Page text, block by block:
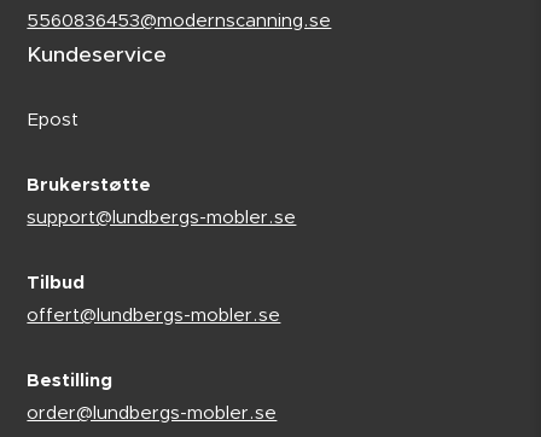
5560836453@modernscanning.se
Kundeservice
Epost
Brukerstøtte
support@lundbergs-mobler.se
Tilbud
offert@lundbergs-mobler.se
Bestilling
order@lundbergs-mobler.se